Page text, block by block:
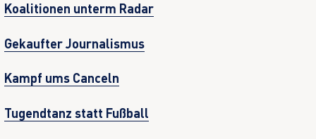
Koalitionen unterm Radar
Gekaufter Journalismus
Kampf ums Canceln
Tugendtanz statt Fußball